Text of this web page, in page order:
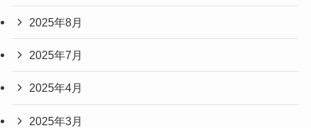
2025年8月
2025年7月
2025年4月
2025年3月